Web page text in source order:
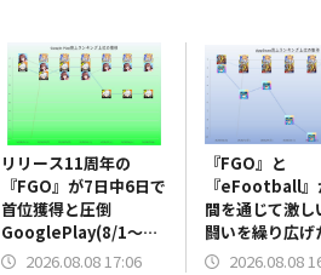
リリース11周年の
『FGO』が7日中6日で
首位獲得と圧倒
GooglePlay(8/1～
8/7)売上ランキング振
2026.08.08 17:06
『FGO』と
『eFootball』
間を通じて激し
闘いを繰り広
App Store(8/
2026.08.08